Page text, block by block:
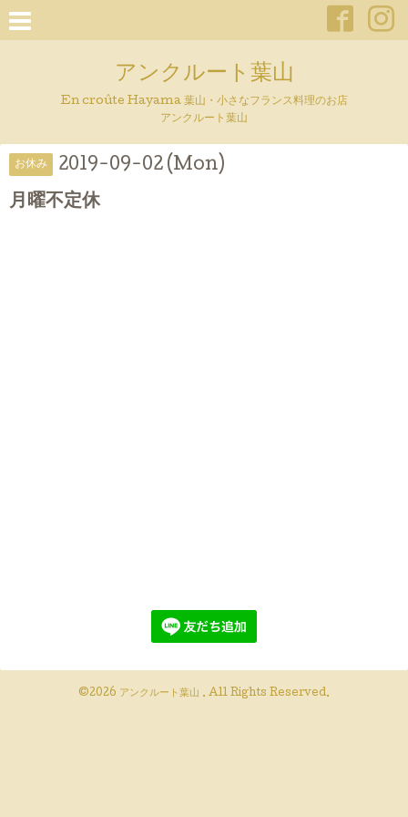
アンクルート葉山
En croûte Hayama 葉山・小さなフランス料理のお店
アンクルート葉山
お休み 2019-09-02 (Mon)
月曜不定休
©2026 アンクルート葉山 . All Rights Reserved.